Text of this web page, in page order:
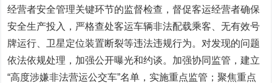
经营者安全管理关键环节的监督检查，督促客运经营者确保
安全生产投入，严格查处客运车辆非法配载乘客、无有效号
牌运行、卫星定位装置断裂等违法违规行为。对发现的问题
依法依规处理，加强公开曝光和约谈。加强协同监管，建立
“高度涉嫌非法营运公交车”名单，实施重点监管；聚焦重点